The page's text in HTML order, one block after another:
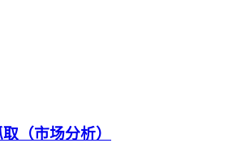
（市场分析）